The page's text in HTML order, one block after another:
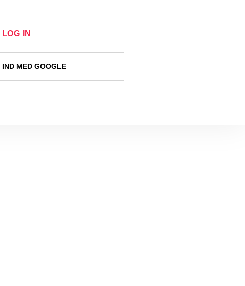
LOG IN
MED GOOGLE